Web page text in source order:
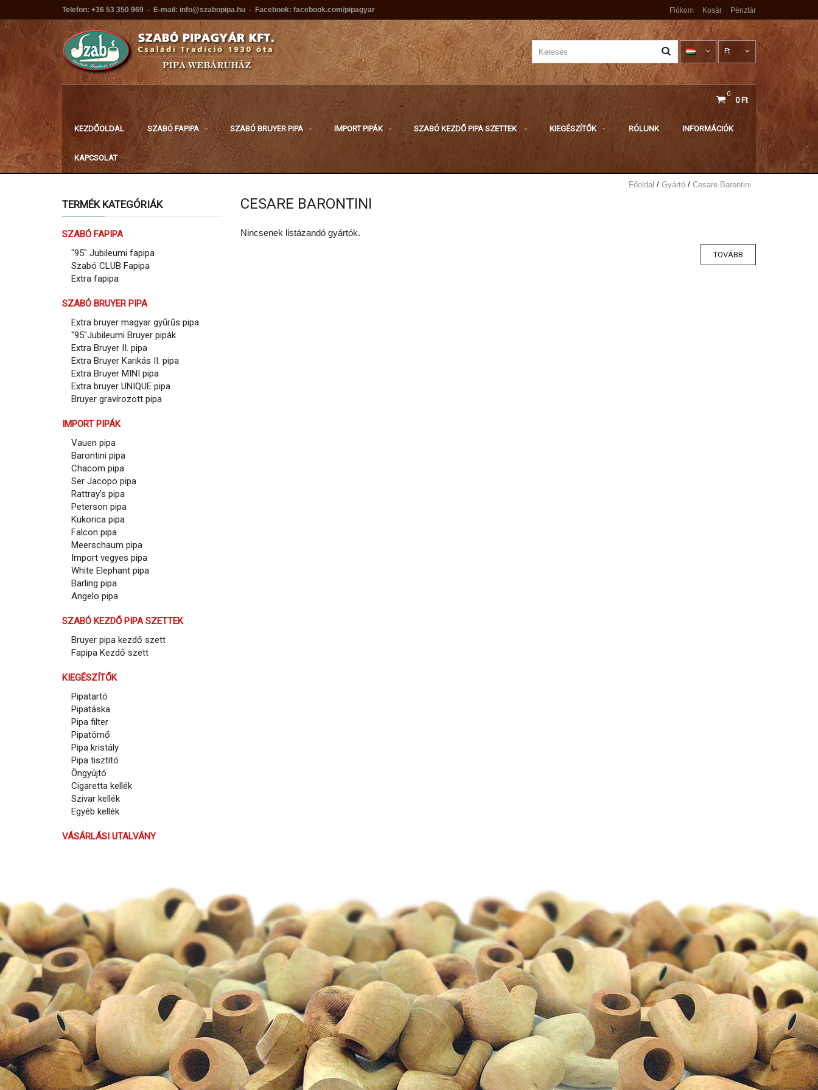
Telefon: +36 53 350 969 - E-mail: info@szabopipa.hu - Facebook: facebook.com/pipagyar Fiókom Kosár Pénztár
Ft
0
0 Ft
KEZDŐOLDAL SZABÓ FAPIPA SZABÓ BRUYER PIPA IMPORT PIPÁK SZABÓ KEZDŐ PIPA SZETTEK KIEGÉSZÍTŐK RÓLUNK INFORMÁCIÓK
KAPCSOLAT
Főoldal Gyártó Cesare Barontini
TERMÉK KATEGÓRIÁK
SZABÓ FAPIPA
"95" Jubileumi fapipa
Szabó CLUB Fapipa
Extra fapipa
SZABÓ BRUYER PIPA
Extra bruyer magyar gyűrűs pipa
"95"Jubileumi Bruyer pipák
Extra Bruyer II. pipa
Extra Bruyer Karikás II. pipa
Extra Bruyer MINI pipa
Extra bruyer UNIQUE pipa
Bruyer gravírozott pipa
IMPORT PIPÁK
Vauen pipa
Barontini pipa
Chacom pipa
Ser Jacopo pipa
Rattray’s pipa
Peterson pipa
Kukorica pipa
Falcon pipa
Meerschaum pipa
Import vegyes pipa
White Elephant pipa
Barling pipa
Angelo pipa
SZABÓ KEZDŐ PIPA SZETTEK
Bruyer pipa kezdő szett
Fapipa Kezdő szett
KIEGÉSZÍTŐK
Pipatartó
Pipatáska
Pipa filter
Pipatömő
Pipa kristály
Pipa tisztító
Öngyújtó
Cigaretta kellék
Szivar kellék
Egyéb kellék
VÁSÁRLÁSI UTALVÁNY
CESARE BARONTINI
Nincsenek listázandó gyártók.
TOVÁBB